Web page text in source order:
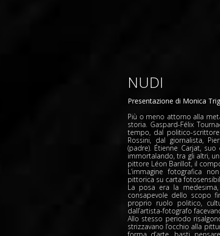
NUDI
Presentazione di Monica
Più o meno attorno alla
storia. Gaspard-Félix
tempo, dal politico-
Rossini, dal giornalista,
(padre). Étienne Carjat,
immortalando, tra gli altri,
pittore Léon Barillot, il
L’immagine fotografica
pittorica su carta
La posa era la
consapevole dello scopo
proprio ruolo politico,
dall’artista-fotografo
Allo stesso periodo
strizzavano l’occhio alla